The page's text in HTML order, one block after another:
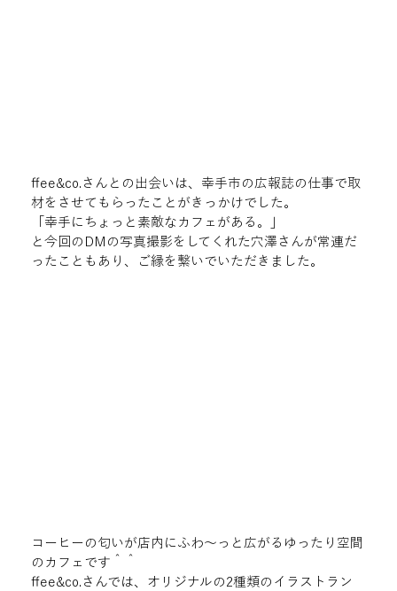
ffee&co.さんとの出会いは、幸手市の広報誌の仕事で取
材をさせてもらったことがきっかけでした。
「幸手にちょっと素敵なカフェがある。」
と今回のDMの写真撮影をしてくれた穴澤さんが常連だ
ったこともあり、ご縁を繋いでいただきました。
コーヒーの匂いが店内にふわ〜っと広がるゆったり空間
のカフェです＾＾
ffee&co.さんでは、オリジナルの2種類のイラストラン